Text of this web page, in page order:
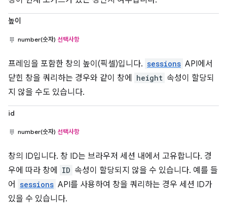
높이
number(숫자) 선택사항
프레임을 포함한 창의 높이(픽셀)입니다. sessions API에서
닫힌 창을 쿼리하는 경우와 같이 창에
height 속성이 할당되
지 않을 수도 있습니다.
id
number(숫자) 선택사항
창의 ID입니다. 창 ID는 브라우저 세션 내에서 고유합니다. 경
우에 따라 창에
ID 속성이 할당되지 않을 수 있습니다. 예를 들
어 sessions API를 사용하여 창을 쿼리하는 경우 세션 ID가
있을 수 있습니다.